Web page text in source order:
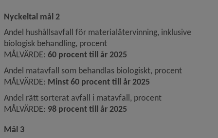
Nyckeltal mål 2
Andel hushållsavfall för materialåtervinning, inklusive
biologisk behandling, procent
MÅLVÄRDE: 60 procent till år 2025
Andel matavfall som behandlas biologiskt, procent
MÅLVÄRDE: Minst 60 procent till år 2025
Andel rätt sorterat avfall i matavfall, procent
MÅLVÄRDE: 98 procent till år 2025
Mål 3